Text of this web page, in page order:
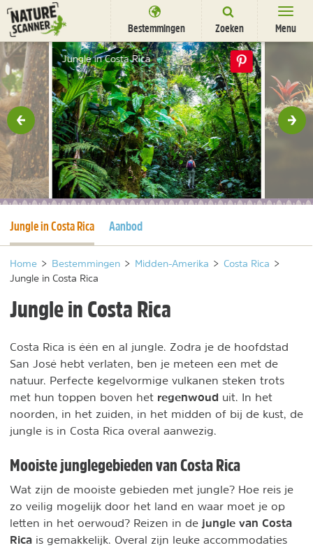
Ga
naar
content
Bestemmingen Zoeken Menu
Bestemmingen
Overnachten
Activiteiten
Natuurparken
Dieren
Nieuwsbrief
Jungle in Costa Rica
Huidige pagina
Jungle in Costa Rica Aanbod
Home > Bestemmingen > Midden-Amerika > Costa Rica >
Jungle in Costa Rica
Jungle in Costa Rica
Costa Rica is één en al jungle. Zodra je de hoofdstad
San José hebt verlaten, ben je meteen een met de
natuur. Perfecte kegelvormige vulkanen steken trots
met hun toppen boven het regenwoud uit. In het
noorden, in het zuiden, in het midden of bij de kust, de
jungle is in Costa Rica overal aanwezig.
Mooiste junglegebieden van Costa Rica
Wat zijn de mooiste gebieden met jungle? Hoe reis je
zo veilig mogelijk door het land en waar moet je op
letten in het oerwoud? Reizen in de jungle van Costa
Rica is gemakkelijk. Overal zijn leuke accommodaties